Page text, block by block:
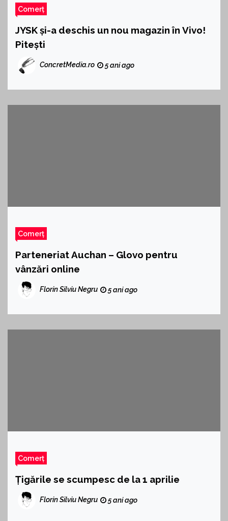
Comerț
JYSK și-a deschis un nou magazin în Vivo!
Pitești
ConcretMedia.ro 5 ani ago
Comerț
Parteneriat Auchan – Glovo pentru
vânzări online
Florin Silviu Negru 5 ani ago
Comerț
Țigările se scumpesc de la 1 aprilie
Florin Silviu Negru 5 ani ago